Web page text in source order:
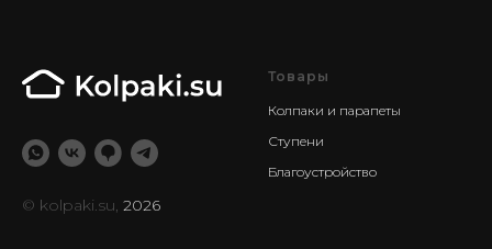
© kolpaki.su, 2026
Товары
Колпаки и парапеты
Ступени
Благоустройство